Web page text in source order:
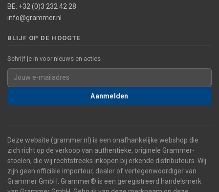
BE: +32 (0)3 232 42 28
info@grammer.nl
BLIJF OP DE HOOGTE
Schrijf je in voor nieuws en acties
Aanmelden
Deze website (grammer.nl) is een onafhankelijke webshop die
zich richt op de verkoop van authentieke, originele Grammer-
stoelen, die wij rechtstreeks inkopen bij erkende distributeurs. Wij
zijn geen officiële importeur, dealer of vertegenwoordiger van
Grammer GmbH. Grammer® is een geregistreerd handelsmerk